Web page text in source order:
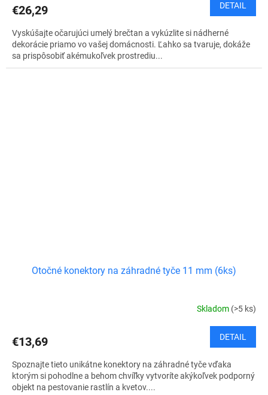
€26,29 DETAIL
Vyskúšajte očarujúci umelý brečtan a vykúzlite si nádherné
dekorácie priamo vo vašej domácnosti. Ľahko sa tvaruje, dokáže
sa prispôsobiť akémukoľvek prostrediu...
Otočné konektory na záhradné tyče 11 mm (6ks)
Skladom (>5 ks)
€13,69 DETAIL
Spoznajte tieto unikátne konektory na záhradné tyče vďaka
ktorým si pohodlne a behom chvíľky vytvoríte akýkoľvek podporný
objekt na pestovanie rastlín a kvetov....